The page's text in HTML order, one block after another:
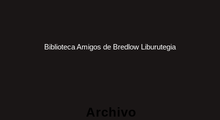
Biblioteca Amigos de Bredlow Liburutegia
Archivo